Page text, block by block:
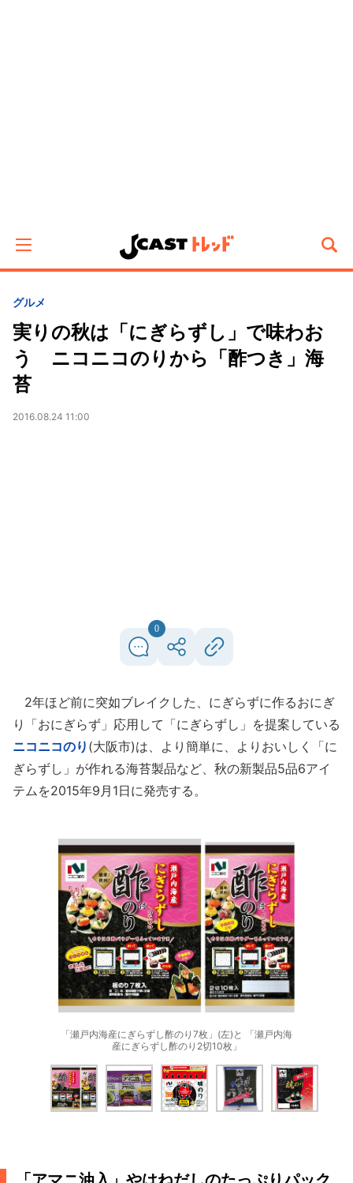
グルメ
実りの秋は「にぎらずし」で味わお
う ニコニコのりから「酢つき」海
苔
2016.08.24 11:00
0
2年ほど前に突如ブレイクした、にぎらずに作るおにぎ
り「おにぎらず」応用して「にぎらずし」を提案している
ニコニコのり (大阪市)は、より簡単に、よりおいしく「に
ぎらずし」が作れる海苔製品など、秋の新製品5品6アイ
テムを2015年9月1日に発売する。
「瀬戸内海産にぎらずし酢のり7枚」(左)と 「瀬戸内海
産にぎらずし酢のり2切10枚」